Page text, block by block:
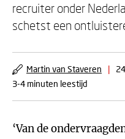
recruiter onder
schetst een
Martin van Staveren |
3-4 minuten leestijd
‘Van de